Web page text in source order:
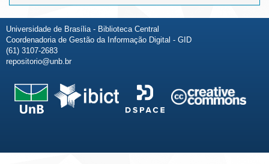
Universidade de Brasília - Biblioteca Central
Coordenadoria de Gestão da Informação Digital - GID
(61) 3107-2683
repositorio@unb.br